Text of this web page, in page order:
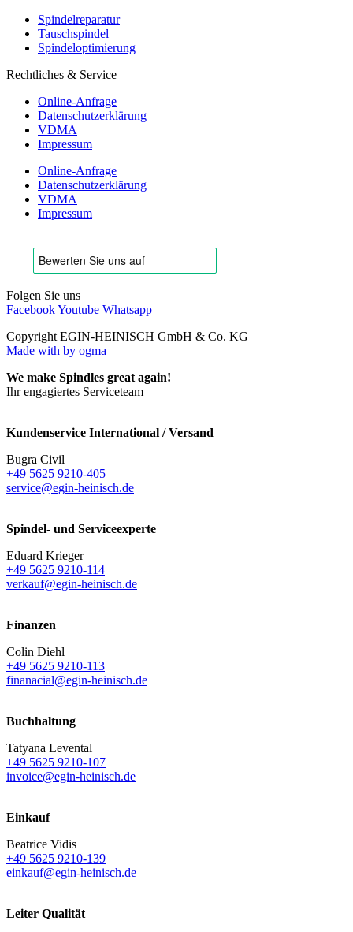
Spindelreparatur
Tauschspindel
Spindeloptimierung
Rechtliches & Service
Online-Anfrage
Datenschutzerklärung
VDMA
Impressum
Online-Anfrage
Datenschutzerklärung
VDMA
Impressum
Folgen Sie uns
FacebookYoutube Whatsapp
Copyright EGIN-HEINISCH GmbH & Co. KG
Made with by ogma
We make Spindles great again!
Ihr engagiertes Serviceteam
Kundenservice International / Versand
Bugra Civil
+49 5625 9210-405
service@egin-heinisch.de
Spindel- und Serviceexperte
Eduard Krieger
+49 5625 9210-114
verkauf@egin-heinisch.de
Finanzen
Colin Diehl
+49 5625 9210-113
finanacial@egin-heinisch.de
Buchhaltung
Tatyana Levental
+49 5625 9210-107
invoice@egin-heinisch.de
Einkauf
Beatrice Vidis
+49 5625 9210-139
einkauf@egin-heinisch.de
Leiter Qualität